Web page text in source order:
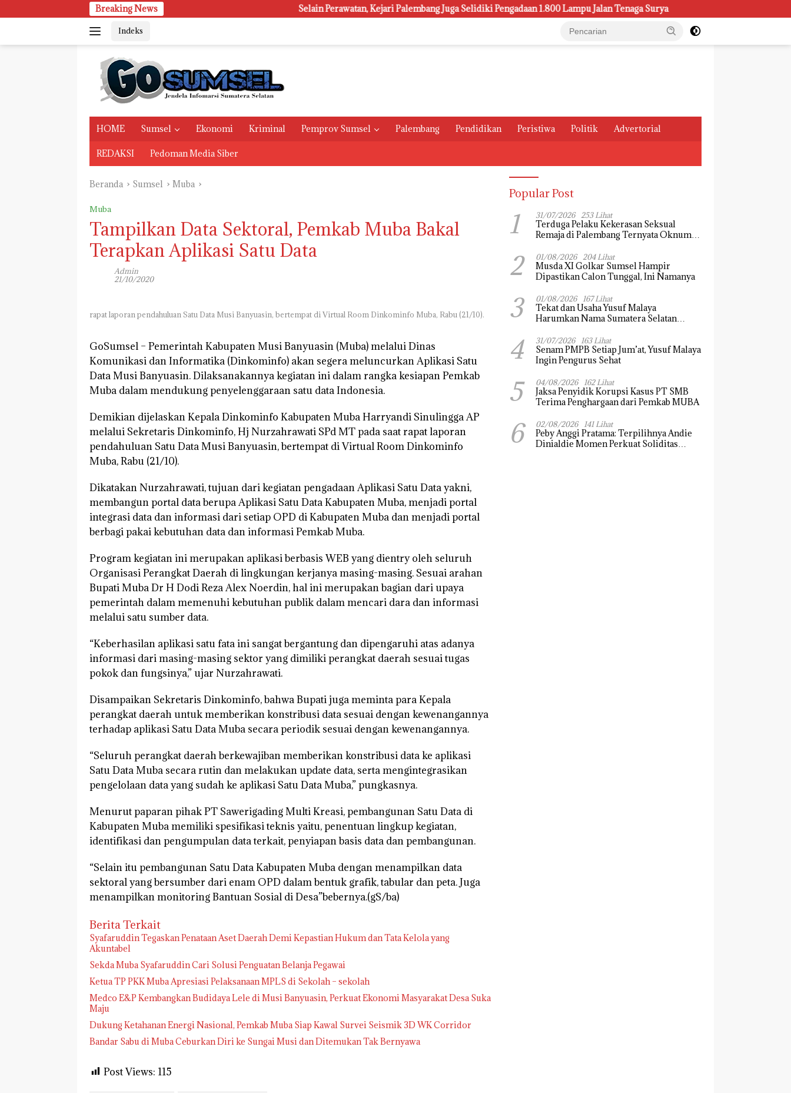
ke
Breaking News Selain Perawatan, Kejari Palembang Juga Selidiki Pengadaan 1.800 Lampu Jalan Tenaga Surya Kasus Pemeliharaan Lampu di
Indeks
HOME Sumsel Ekonomi Kriminal Pemprov Sumsel Palembang Pendidikan Peristiwa Politik Advertorial
REDAKSI Pedoman Media Siber
Beranda Sumsel Muba
Muba
Tampilkan Data Sektoral, Pemkab Muba Bakal
Terapkan Aplikasi Satu Data
Admin
21/10/2020
rapat laporan pendahuluan Satu Data Musi Banyuasin, bertempat di Virtual Room Dinkominfo Muba, Rabu (21/10).
GoSumsel – Pemerintah Kabupaten Musi Banyuasin (Muba) melalui Dinas
Komunikasi dan Informatika (Dinkominfo) akan segera meluncurkan Aplikasi Satu
Data Musi Banyuasin. Dilaksanakannya kegiatan ini dalam rangka kesiapan Pemkab
Muba dalam mendukung penyelenggaraan satu data Indonesia.
Demikian dijelaskan Kepala Dinkominfo Kabupaten Muba Harryandi Sinulingga AP
melalui Sekretaris Dinkominfo, Hj Nurzahrawati SPd MT pada saat rapat laporan
pendahuluan Satu Data Musi Banyuasin, bertempat di Virtual Room Dinkominfo
Muba, Rabu (21/10).
Dikatakan Nurzahrawati, tujuan dari kegiatan pengadaan Aplikasi Satu Data yakni,
membangun portal data berupa Aplikasi Satu Data Kabupaten Muba, menjadi portal
integrasi data dan informasi dari setiap OPD di Kabupaten Muba dan menjadi portal
berbagi pakai kebutuhan data dan informasi Pemkab Muba.
Program kegiatan ini merupakan aplikasi berbasis WEB yang dientry oleh seluruh
Organisasi Perangkat Daerah di lingkungan kerjanya masing-masing. Sesuai arahan
Bupati Muba Dr H Dodi Reza Alex Noerdin, hal ini merupakan bagian dari upaya
pemerintah dalam memenuhi kebutuhan publik dalam mencari dara dan informasi
melalui satu sumber data.
“Keberhasilan aplikasi satu fata ini sangat bergantung dan dipengaruhi atas adanya
informasi dari masing-masing sektor yang dimiliki perangkat daerah sesuai tugas
pokok dan fungsinya,” ujar Nurzahrawati.
Disampaikan Sekretaris Dinkominfo, bahwa Bupati juga meminta para Kepala
perangkat daerah untuk memberikan konstribusi data sesuai dengan kewenangannya
terhadap aplikasi Satu Data Muba secara periodik sesuai dengan kewenangannya.
“Seluruh perangkat daerah berkewajiban memberikan konstribusi data ke aplikasi
Satu Data Muba secara rutin dan melakukan update data, serta mengintegrasikan
pengelolaan data yang sudah ke aplikasi Satu Data Muba,” pungkasnya.
Menurut paparan pihak PT Sawerigading Multi Kreasi, pembangunan Satu Data di
Kabupaten Muba memiliki spesifikasi teknis yaitu, penentuan lingkup kegiatan,
identifikasi dan pengumpulan data terkait, penyiapan basis data dan pembangunan.
“Selain itu pembangunan Satu Data Kabupaten Muba dengan menampilkan data
sektoral yang bersumber dari enam OPD dalam bentuk grafik, tabular dan peta. Juga
menampilkan monitoring Bantuan Sosial di Desa”bebernya.(gS/ba)
Berita Terkait
Syafaruddin Tegaskan Penataan Aset Daerah Demi Kepastian Hukum dan Tata Kelola yang
Akuntabel
Sekda Muba Syafaruddin Cari Solusi Penguatan Belanja Pegawai
Ketua TP PKK Muba Apresiasi Pelaksanaan MPLS di Sekolah – sekolah
Medco E&P Kembangkan Budidaya Lele di Musi Banyuasin, Perkuat Ekonomi Masyarakat Desa Suka
Maju
Dukung Ketahanan Energi Nasional, Pemkab Muba Siap Kawal Survei Seismik 3D WK Corridor
Bandar Sabu di Muba Ceburkan Diri ke Sungai Musi dan Ditemukan Tak Bernyawa
Post Views: 115
Popular Post
1 31/07/2026 253 Lihat
Terduga Pelaku Kekerasan Seksual
Remaja di Palembang Ternyata Oknum
2 01/08/2026 204 Lihat
Musda XI Golkar Sumsel Hampir
Dipastikan Calon Tunggal, Ini Namanya
3 01/08/2026 167 Lihat
Tekat dan Usaha Yusuf Malaya
Harumkan Nama Sumatera Selatan
4 31/07/2026 163 Lihat
Senam PMPB Setiap Jum’at, Yusuf Malaya
Ingin Pengurus Sehat
5 04/08/2026 162 Lihat
Jaksa Penyidik Korupsi Kasus PT SMB
Terima Penghargaan dari Pemkab MUBA
6 02/08/2026 141 Lihat
Peby Anggi Pratama: Terpilihnya Andie
Dinialdie Momen Perkuat Soliditas